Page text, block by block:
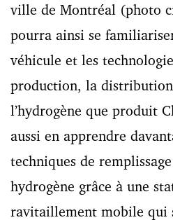
ville de Montréal (photo
pourra ainsi se
véhicule et les
production, la
l’hydrogène que produit
aussi en apprendre
techniques de
hydrogène grâce à une
ravitaillement mobile qui